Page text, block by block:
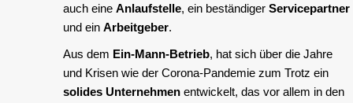
auch eine Anlaufstelle, ein beständiger Servicepartner
und ein Arbeitgeber.
Aus dem Ein-Mann-Betrieb, hat sich über die Jahre
und Krisen wie der Corona-Pandemie zum Trotz ein
solides Unternehmen entwickelt, das vor allem in den